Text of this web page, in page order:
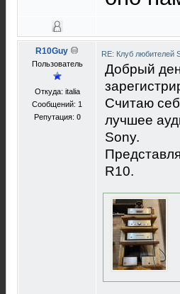
R10Guy
Пользователь
Откуда: italia
Сообщений: 1
Репутация: 0
RE: Клуб любителей
Добрый
Считаю
лучшее
Sony.
R10.